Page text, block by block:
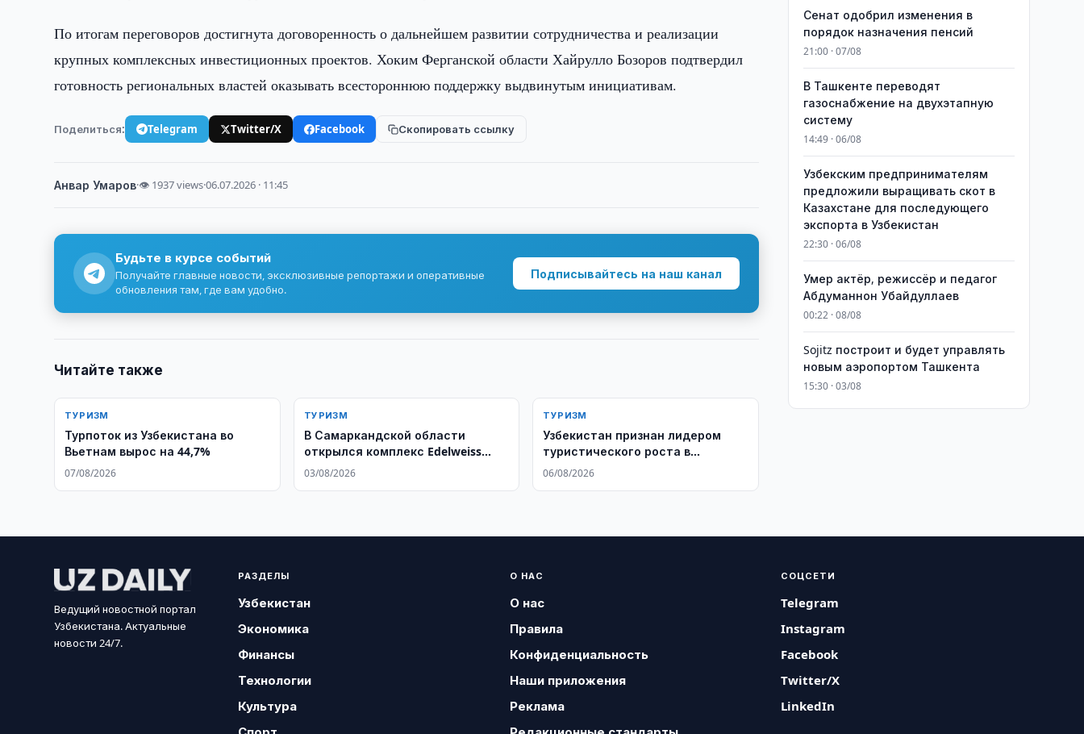
По итогам переговоров достигнута договоренность о дальнейшем развитии сотрудничества и реализации
крупных комплексных инвестиционных проектов. Хоким Ферганской области Хайрулло Бозоров подтвердил
готовность региональных властей оказывать всестороннюю поддержку выдвинутым инициативам.
Поделиться: Telegram Twitter/X Facebook Скопировать ссылку
Анвар Умаров·👁 1937 views·06.07.2026 · 11:45
Будьте в курсе событий
Получайте главные новости, эксклюзивные репортажи и оперативные
обновления там, где вам удобно.
Подписывайтесь на наш канал
Читайте также
ТУРИЗМ
Турпоток из Узбекистана во
Вьетнам вырос на 44,7%
07/08/2026
ТУРИЗМ
В Самаркандской области
открылся комплекс Edelweiss
Resort & SPA
03/08/2026
ТУРИЗМ
Узбекистан признан лидером
туристического роста в
Центральной Азии по версии
06/08/2026
Сенат одобрил изменения в
порядок назначения пенсий
21:00 · 07/08
В Ташкенте переводят
газоснабжение на двухэтапную
систему
14:49 · 06/08
Узбекским предпринимателям
предложили выращивать скот в
Казахстане для последующего
экспорта в Узбекистан
22:30 · 06/08
Умер актёр, режиссёр и педагог
Абдуманнон Убайдуллаев
00:22 · 08/08
Sojitz построит и будет управлять
новым аэропортом Ташкента
15:30 · 03/08
Ведущий новостной портал
Узбекистана. Актуальные
новости 24/7.
РАЗДЕЛЫ
Узбекистан
Экономика
Финансы
Технологии
Культура
О НАС
О нас
Правила
Конфиденциальность
Наши приложения
Реклама
СОЦСЕТИ
Telegram
Instagram
Facebook
Twitter/X
LinkedIn